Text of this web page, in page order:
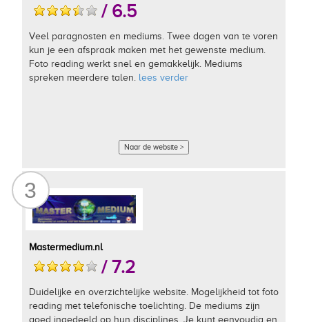
/ 6.5
Veel paragnosten en mediums. Twee dagen van te voren
kun je een afspraak maken met het gewenste medium.
Foto reading werkt snel en gemakkelijk. Mediums
spreken meerdere talen. lees verder
Naar de website >
3
Mastermedium.nl
/ 7.2
Duidelijke en overzichtelijke website. Mogelijkheid tot foto
reading met telefonische toelichting. De mediums zijn
goed ingedeeld op hun disciplines. Je kunt eenvoudig en